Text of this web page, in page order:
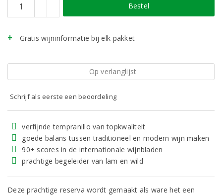
Bestel
Gratis wijninformatie bij elk pakket
Op verlanglijst
Schrijf als eerste een beoordeling
verfijnde tempranillo van topkwaliteit
goede balans tussen traditioneel en modern wijn maken
90+ scores in de internationale wijnbladen
prachtige begeleider van lam en wild
Deze prachtige reserva wordt gemaakt als ware het een